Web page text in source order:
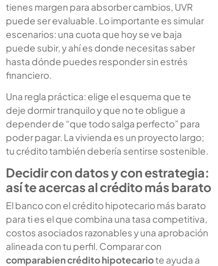
tienes margen para absorber cambios, UVR
puede ser evaluable. Lo importante es simular
escenarios: una cuota que hoy se ve baja
puede subir, y ahí es donde necesitas saber
hasta dónde puedes responder sin estrés
financiero.
Una regla práctica: elige el esquema que te
deje dormir tranquilo y que no te obligue a
depender de “que todo salga perfecto” para
poder pagar. La vivienda es un proyecto largo;
tu crédito también debería sentirse sostenible.
Decidir con datos y con estrategia:
así te acercas al crédito más barato
El banco con el crédito hipotecario más barato
para ti es el que combina una tasa competitiva,
costos asociados razonables y una aprobación
alineada con tu perfil. Comparar con
comparabien crédito hipotecariote ayuda a